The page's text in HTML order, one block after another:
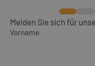
Melden Sie sich für
Vorname